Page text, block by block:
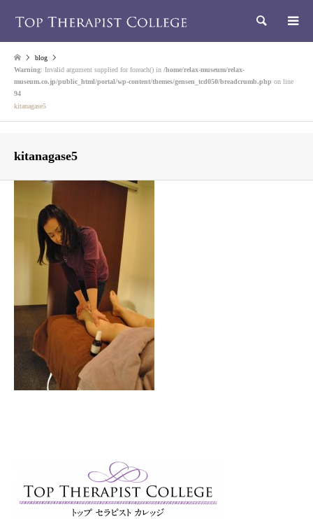
検索
blog
Warning: Invalid argument supplied for foreach() in /home/relax-museum/relax-
museum.co.jp/public_html/portal/wp-content/themes/gensen_tcd050/breadcrumb.php on line
94
kitanagase5
kitanagase5